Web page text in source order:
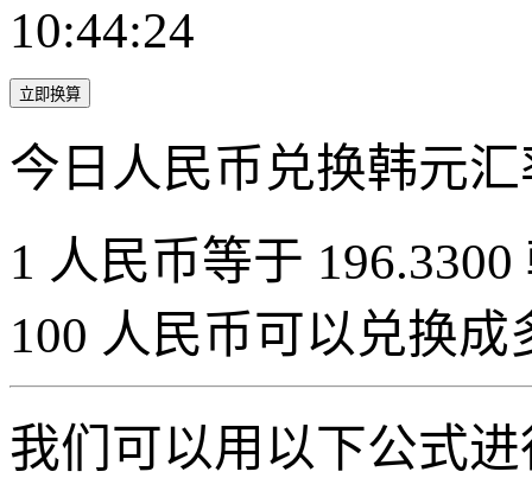
10:44:24
立即换算
今日人民币兑换韩元
1 人民币等于
100 人民币可以兑换成
我们可以用以下公式